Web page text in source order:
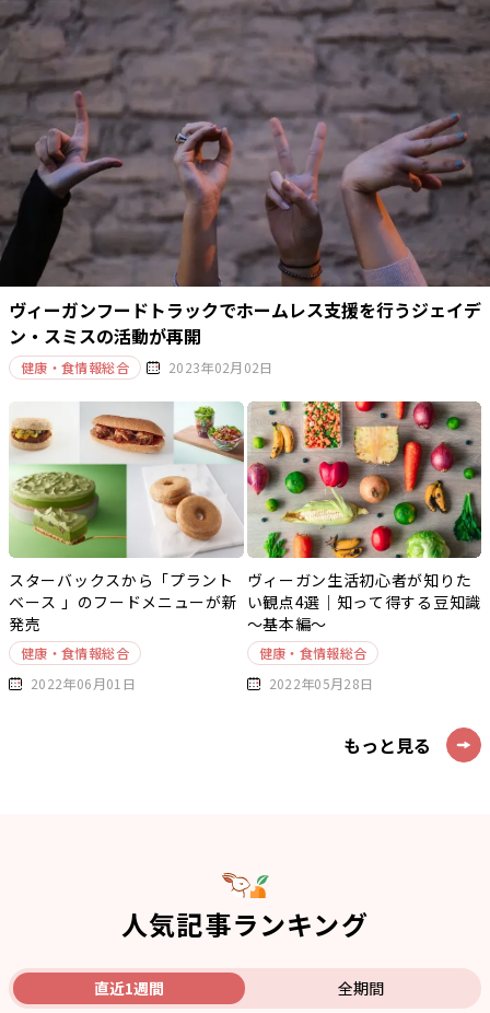
ヴィーガンフードトラックでホームレス支援を行うジェイデ
ン・スミスの活動が再開
健康・食情報総合 2023年02月02日
スターバックスから「プラント
ベース 」のフードメニューが新
発売
健康・食情報総合
2022年06月01日
ヴィーガン生活初心者が知りた
い観点4選｜知って得する豆知識
～基本編～
健康・食情報総合
2022年05月28日
もっと見る
人気記事ランキング
直近1週間 全期間